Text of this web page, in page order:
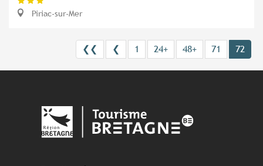
Piriac-sur-Mer
❮❮ ❮ 1 24+ 48+ 71 72